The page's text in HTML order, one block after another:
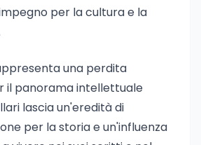
per la cultura e la
una perdita
il panorama intellettuale
lascia un'eredità di
per la storia e un'influenza